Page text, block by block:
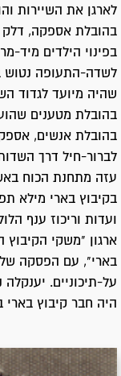
לארגן את השיירות
בהובלת אספקה, דלק
בפינוי הילדים מיד-
לשדה-התעופה נטוש
שהיה מיועד לגדוד
בהובלת מטענים
בהובלת אנשים,
לברור-חיל דרך
עזה מתחנת הכוח
בקיבוץ בארי מילא
בארי", עם הפסקה של
היה חבר קיבוץ בארי בנגב